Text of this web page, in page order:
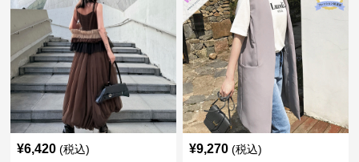
¥6,420 (税込) ¥9,270 (税込)